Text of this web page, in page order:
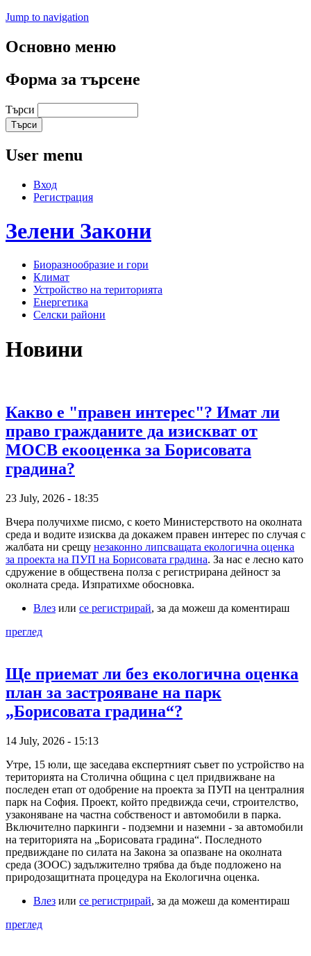
Jump to navigation
Основно меню
Форма за търсене
Търси
User menu
Вход
Регистрация
Зелени Закони
Биоразнообразие и гори
Климат
Устройство на територията
Енергетика
Селски райони
Новини
Какво е "правен интерес"? Имат ли
право гражданите да изискват от
МОСВ екооценка за Борисовата
градина?
23 July, 2026 - 18:35
Вчера получихме писмо, с което Министерството на околната
среда и водите изисква да докажем правен интерес по случая с
жалбата ни срещу незаконно липсващата екологична оценка
за проекта на ПУП на Борисовата градина. За нас е лесно като
сдружение в обществена полза с регистрирана дейност за
околната среда. Изпратихме обосновка.
Влез или се регистрирай, за да можеш да коментираш
преглед
Ще приемат ли без екологична оценка
план за застрояване на парк
„Борисовата градина“?
14 July, 2026 - 15:13
Утре, 15 юли, ще заседава експертният съвет по устройство на
територията на Столична община с цел придвижване на
последен етап от одобрение на проекта за ПУП на централния
парк на София. Проект, който предвижда сечи, строителство,
узаконяване на частна собственост и автомобили в парка.
Включително паркинги - подземни и наземни - за автомобили
на територията на „Борисовата градина“. Последното
предвиждане по силата на Закона за опазване на околната
среда (ЗООС) задължително трябва да бъде подложено на
природозащитната процедура на Екологична оценка.
Влез или се регистрирай, за да можеш да коментираш
преглед